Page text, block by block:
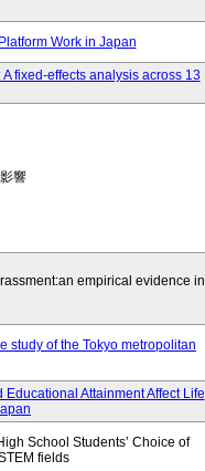
Work in Japan
fixed-effects analysis across 13
響
empirical evidence in
study of the Tokyo metropolitan
Attainment Affect Life
School Students’ Choice of
fields